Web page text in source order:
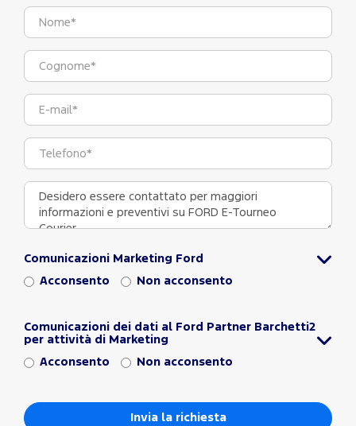
Comunicazioni Marketing Ford
Acconsento Non acconsento
Comunicazioni dei dati al Ford Partner Barchetti2
per attività di Marketing
Acconsento Non acconsento